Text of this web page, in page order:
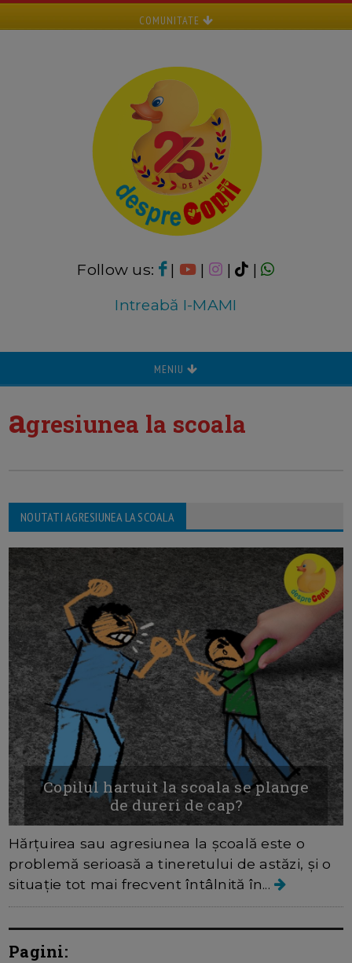
COMUNITATE
Follow us: | | |
|
Intreabă I-MAMI
MENIU
agresiunea la scoala
NOUTATI AGRESIUNEA LA SCOALA
Copilul hartuit la scoala se plange
de dureri de cap?
Hărțuirea sau agresiunea la școală este o
problemă serioasă a tineretului de astăzi, și o
situație tot mai frecvent întâlnită în...
Pagini: